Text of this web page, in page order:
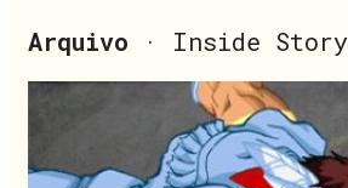
Arquivo · Inside Story